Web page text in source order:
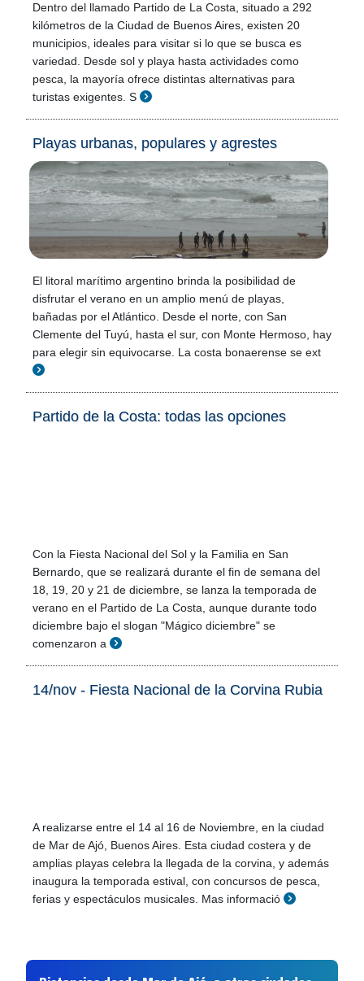
Dentro del llamado Partido de La Costa, situado a 292
kilómetros de la Ciudad de Buenos Aires, existen 20
municipios, ideales para visitar si lo que se busca es
variedad. Desde sol y playa hasta actividades como
pesca, la mayoría ofrece distintas alternativas para
turistas exigentes. S
Playas urbanas, populares y agrestes
El litoral marítimo argentino brinda la posibilidad de
disfrutar el verano en un amplio menú de playas,
bañadas por el Atlántico. Desde el norte, con San
Clemente del Tuyú, hasta el sur, con Monte Hermoso, hay
para elegir sin equivocarse. La costa bonaerense se ext
Partido de la Costa: todas las opciones
Con la Fiesta Nacional del Sol y la Familia en San
Bernardo, que se realizará durante el fin de semana del
18, 19, 20 y 21 de diciembre, se lanza la temporada de
verano en el Partido de La Costa, aunque durante todo
diciembre bajo el slogan "Mágico diciembre" se
comenzaron a
14/nov - Fiesta Nacional de la Corvina Rubia
A realizarse entre el 14 al 16 de Noviembre, en la ciudad
de Mar de Ajó, Buenos Aires. Esta ciudad costera y de
amplias playas celebra la llegada de la corvina, y además
inaugura la temporada estival, con concursos de pesca,
ferias y espectáculos musicales. Mas informació